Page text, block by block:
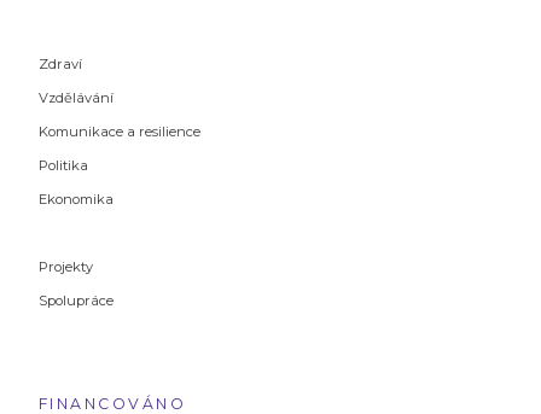
Zdraví
Vzdělávání
Komunikace a resilience
Politika
Ekonomika
Projekty
Spolupráce
FINANCOVÁNO